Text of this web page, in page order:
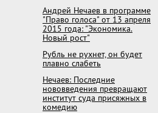
Андрей Нечаев в программе
"Право голоса" от 13 апреля
2015 года: "Экономика.
Новый рост"
Рубль не рухнет, он будет
плавно слабеть
Нечаев: Последние
нововведения превращают
институт суда присяжных в
комедию